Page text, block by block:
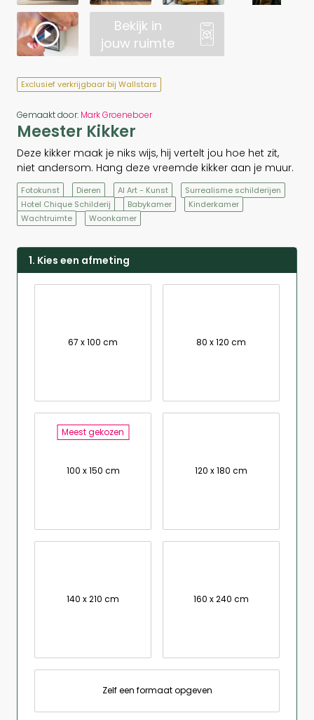
Bekijk in
jouw ruimte
Exclusief verkrijgbaar bij Wallstars
Gemaakt door: Mark Groeneboer
Meester Kikker
Deze kikker maak je niks wijs, hij vertelt jou hoe het zit,
niet andersom. Hang deze vreemde kikker aan je muur.
Fotokunst Dieren AI Art - Kunst
Surrealisme schilderijen
Hotel Chique Schilderij
Babykamer
Kinderkamer
Wachtruimte
Woonkamer
1. Kies een afmeting
67 x 100 cm 80 x 120 cm
Meest gekozen
100 x 150 cm 120 x 180 cm
140 x 210 cm 160 x 240 cm
Zelf een formaat opgeven